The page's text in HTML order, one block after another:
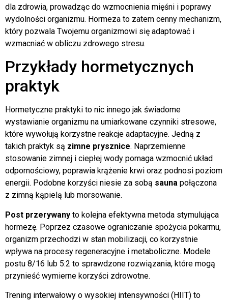
dla zdrowia, prowadząc do wzmocnienia mięśni i poprawy
wydolności organizmu. Hormeza to zatem cenny mechanizm,
który pozwala Twojemu organizmowi się adaptować i
wzmacniać w obliczu zdrowego stresu.
Przykłady hormetycznych
praktyk
Hormetyczne praktyki to nic innego jak świadome
wystawianie organizmu na umiarkowane czynniki stresowe,
które wywołują korzystne reakcje adaptacyjne. Jedną z
takich praktyk są zimne prysznice. Naprzemienne
stosowanie zimnej i ciepłej wody pomaga wzmocnić układ
odpornościowy, poprawia krążenie krwi oraz podnosi poziom
energii. Podobne korzyści niesie za sobą sauna połączona
z zimną kąpielą lub morsowanie.
Post przerywany to kolejna efektywna metoda stymulująca
hormezę. Poprzez czasowe ograniczanie spożycia pokarmu,
organizm przechodzi w stan mobilizacji, co korzystnie
wpływa na procesy regeneracyjne i metaboliczne. Modele
postu 8/16 lub 5:2 to sprawdzone rozwiązania, które mogą
przynieść wymierne korzyści zdrowotne.
Trening interwałowy o wysokiej intensywności (HIIT) to